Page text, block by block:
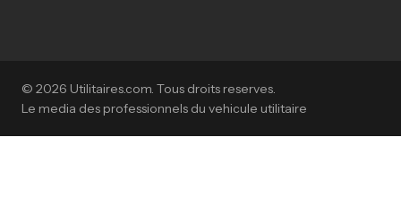
© 2026 Utilitaires.com. Tous droits reserves.
Le media des professionnels du vehicule utilitaire